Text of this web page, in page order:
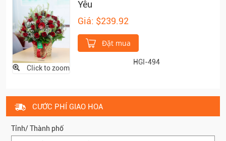
Click to zoom
Yêu
Giá: $239.92
Đặt mua
HGI-494
CƯỚC PHÍ GIAO HOA
Tỉnh/ Thành phố